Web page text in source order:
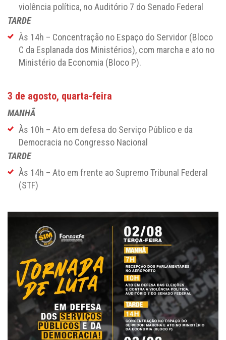
violência política, no Auditório 7 do Senado Federal
TARDE
Às 14h – Concentração no Espaço do Servidor (Bloco
C da Esplanada dos Ministérios), com marcha e ato no
Ministério da Economia (Bloco P).
3 de agosto, quarta-feira
MANHÃ
Às 10h – Ato em defesa do Serviço Público e da
Democracia no Congresso Nacional
TARDE
Às 14h – Ato em frente ao Supremo Tribunal Federal
(STF)